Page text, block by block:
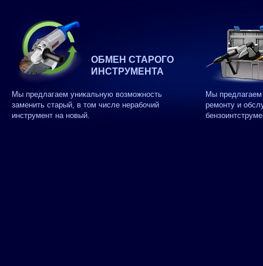
ОБМЕН СТАРОГО
ИНСТРУМЕНТА
Мы предлагаем уникальную возможность
заменить старый, в том числе нерабочий
инструмент на новый.
Мы
ремонту и